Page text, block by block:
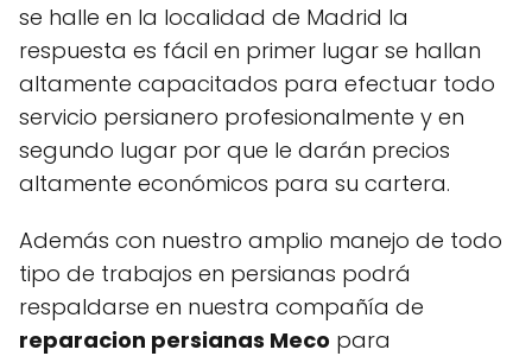
se halle en la localidad de Madrid la
respuesta es fácil en primer lugar se hallan
altamente capacitados para efectuar todo
servicio persianero profesionalmente y en
segundo lugar por que le darán precios
altamente económicos para su cartera.
Además con nuestro amplio manejo de todo
tipo de trabajos en persianas podrá
respaldarse en nuestra compañía de
reparacion persianas Meco para